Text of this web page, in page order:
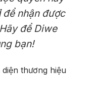
để nhận được
đểDiwe
bạn!
thương hiệu